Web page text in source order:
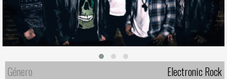
Género
Electronic Rock